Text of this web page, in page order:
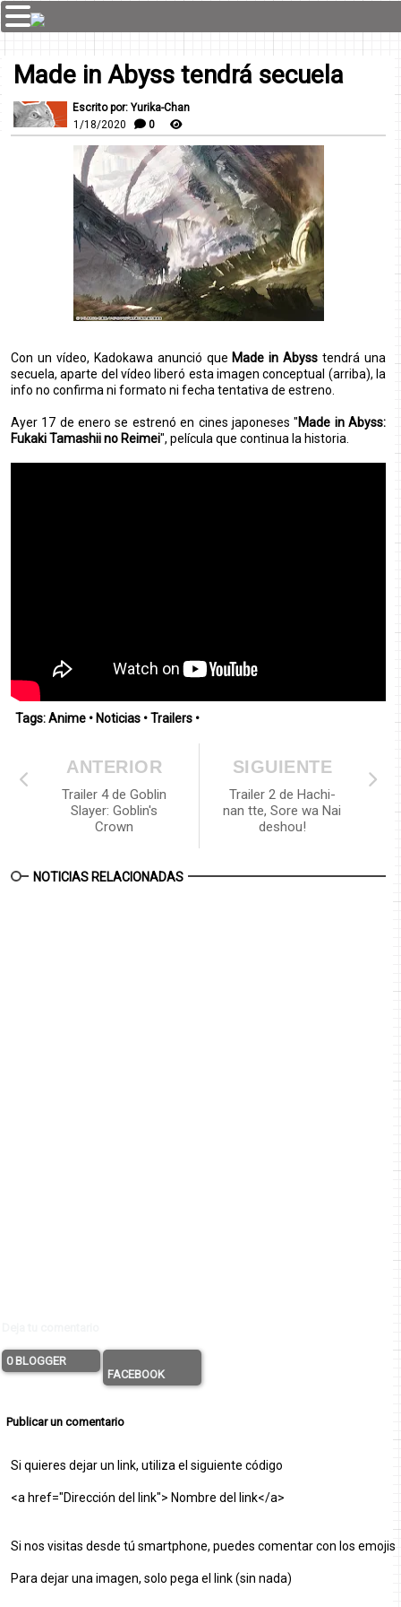
Made in Abyss tendrá secuela
Escrito por: Yurika-Chan
1/18/2020
0
Con un vídeo, Kadokawa anunció que Made in Abyss tendrá una
secuela, aparte del vídeo liberó esta imagen conceptual (arriba), la
info no confirma ni formato ni fecha tentativa de estreno.
Ayer 17 de enero se estrenó en cines japoneses "Made in Abyss:
Fukaki Tamashii no Reimei", película que continua la historia.
Tags:Anime • Noticias •Trailers •
SIGUIENTE
Trailer 2 de Hachi-
nan tte, Sore wa Nai
deshou!
ANTERIOR
Trailer 4 de Goblin
Slayer: Goblin's
Crown
NOTICIAS RELACIONADAS
0 BLOGGER
FACEBOOK
Publicar un comentario
Si quieres dejar un link, utiliza el siguiente código
<a href="Dirección del link"> Nombre del link</a>
Si nos visitas desde tú smartphone, puedes comentar con los emojis
Para dejar una imagen, solo pega el link (sin nada)